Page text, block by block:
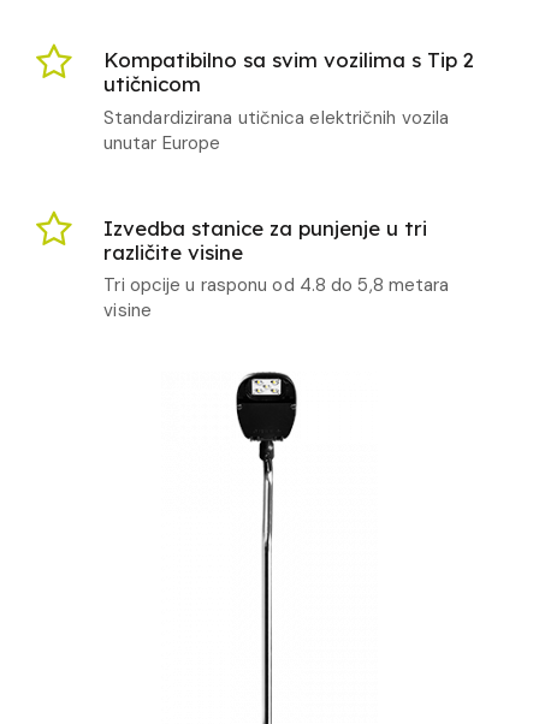
Kompatibilno sa svim vozilima s Tip 2
utičnicom
Standardizirana utičnica električnih vozila
unutar Europe
Izvedba stanice za punjenje u tri
različite visine
Tri opcije u rasponu od 4.8 do 5,8 metara
visine